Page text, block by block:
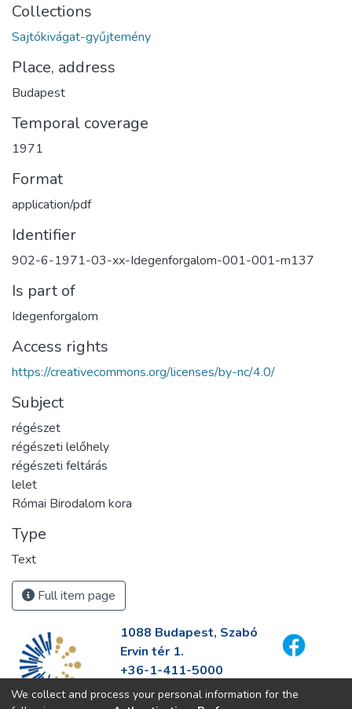
Collections
Sajtókivágat-gyűjtemény
Place, address
Budapest
Temporal coverage
1971
Format
application/pdf
Identifier
902-6-1971-03-xx-Idegenforgalom-001-001-m137
Is part of
Idegenforgalom
Access rights
https://creativecommons.org/licenses/by-nc/4.0/
Subject
régészet
régészeti lelőhely
régészeti feltárás
lelet
Római Birodalom kora
Type
Text
Full item page
1088 Budapest, Szabó
Ervin tér 1.
+36-1-411-5000
info@fszek.hu
We collect and process your personal information for the